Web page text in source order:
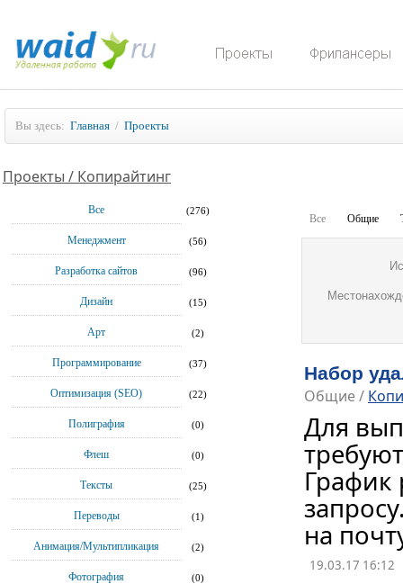
Вы здесь: Главная / Проекты
Проекты / Копирайтинг
Все (276)
Менеджмент (56)
Разработка сайтов (96)
Дизайн (15)
Арт (2)
Программирование (37)
Оптимизация (SEO) (22)
Полиграфия (0)
Флеш (0)
Тексты (25)
Переводы (1)
Анимация/Мультипликация (2)
Фотография (0)
Все Общие
Набор
Общие/
Для
График
на
19.03.17 16:12